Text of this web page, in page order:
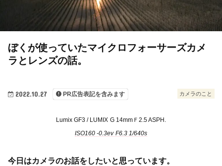
カメラのこと
2022.10.27 PR広告表記を含みます
ぼくが使っていたマイクロフォーサーズカメ
ラとレンズの話。
Lumix GF3 / LUMIX G 14mmＦ2.5 ASPH.
ISO160 -0.3ev F6.3 1/640s
今日はカメラのお話をしたいと思っています。